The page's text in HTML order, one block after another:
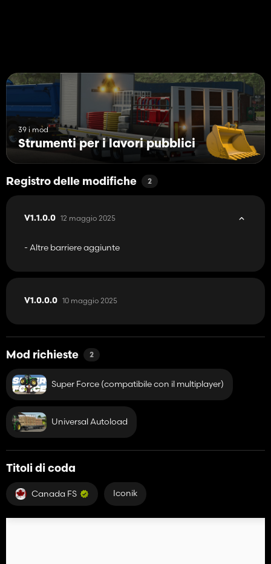
39 i mod
Strumenti per i lavori pubblici
Registro delle modifiche 2
V1.1.0.0 12 maggio 2025
- Altre barriere aggiunte
V1.0.0.0 10 maggio 2025
Mod richieste 2
Super Force (compatibile con il multiplayer)
Universal Autoload
Titoli di coda
Canada FS Iconik